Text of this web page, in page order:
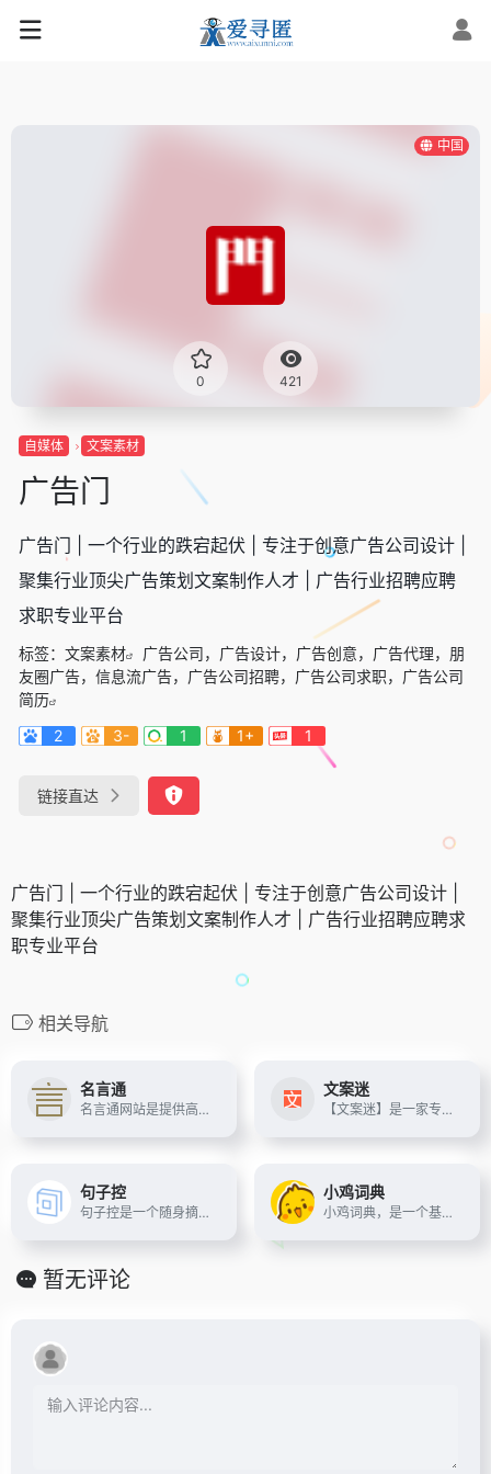
中国
0 421
自媒体 文案素材
广告门
广告门 | 一个行业的跌宕起伏 | 专注于创意广告公司设计 |
聚集行业顶尖广告策划文案制作人才 | 广告行业招聘应聘
求职专业平台
标签： 文案素材
广告公司，广告设计，广告创意，广告代理，朋
友圈广告，信息流广告，广告公司招聘，广告公司求职，广告公司
简历
2
3- 1 1+ 1
链接直达
广告门 | 一个行业的跌宕起伏 | 专注于创意广告公司设计 |
聚集行业顶尖广告策划文案制作人才 | 广告行业招聘应聘求
职专业平台
相关导航
名言通
名言通网站是提供高品质句子的专业句子网站，是一个名言和美句金句的分享社区，在这里您可以轻松找到您喜欢的文案句子，句子迷优选。
文案迷
【文案迷】是一家专注于文字表达的广告文案、广告语、广告词以及新媒体文案策划网站。为你整理经典案例，包括公益广告文案、电视广告语以及纪录片宣传语。
句子控
句子控是一个随身摘抄本，在这里您可以随时发布、收藏和找到您喜欢的句子，句子控汇集众多名人名言、经典名句、电影台词和歌词。 同时，你还可以在这里找到那些与你喜欢同样句子的人，与趣味相投之士结识。
小鸡词典
小鸡词典，是一个基于梗文化的娱乐科普社区。在这里可以紧跟网络热梗，发现新鲜爆笑梗图，遇到不懂的梗还可以快速查询含义。这里没有谜语人，没有小编体，无论是拼音缩写还是小众黑话，都可以帮你答疑解惑，是网上冲浪的必备手册。
暂无评论